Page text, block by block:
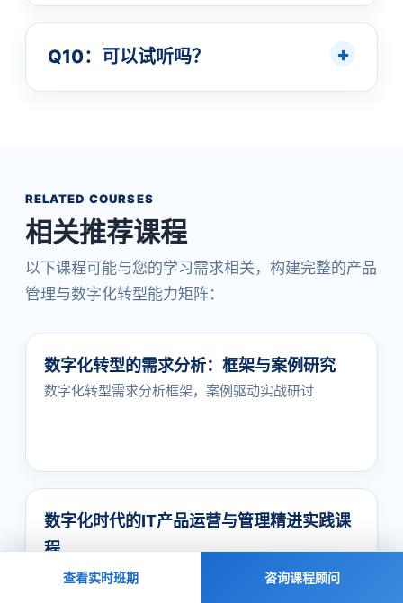
Q10：可以试听吗？
RELATED COURSES
相关推荐课程
以下课程可能与您的学习需求相关，构建完整的产品
管理与数字化转型能力矩阵：
数字化转型的需求分析：框架与案例研究
数字化转型需求分析框架，案例驱动实战研讨
数字化时代的IT产品运营与管理精进实践课
程
数字化时代IT产品运营实战，全生命周期管理
查看实时班期 咨询课程顾问